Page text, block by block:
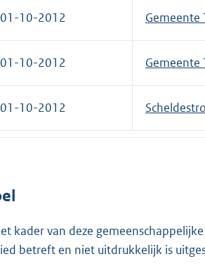
01-10-2012 Gemeente
01-10-2012 Gemeente
01-10-2012
kader van deze
betreft en niet uitdrukkelijk is